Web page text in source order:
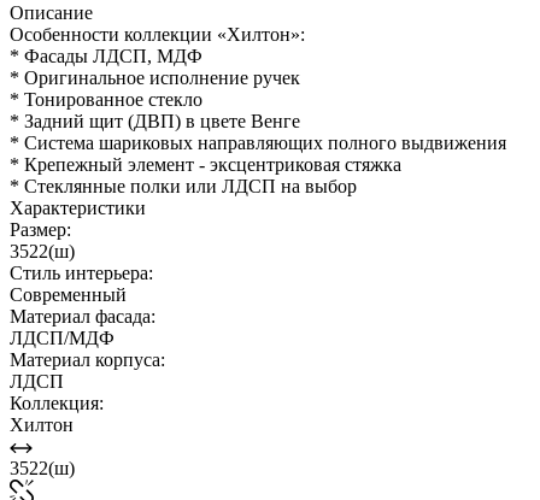
Описание
Особенности коллекции «Хилтон»:
* Фасады ЛДСП, МДФ
* Оригинальное исполнение ручек
* Тонированное стекло
* Задний щит (ДВП) в цвете Венге
* Система шариковых направляющих полного выдвижения
* Крепежный элемент - эксцентриковая стяжка
* Стеклянные полки или ЛДСП на выбор
Характеристики
Размер:
3522(ш)
Стиль интерьера:
Современный
Материал фасада:
ЛДСП/МДФ
Материал корпуса:
ЛДСП
Коллекция:
Хилтон
3522(ш)